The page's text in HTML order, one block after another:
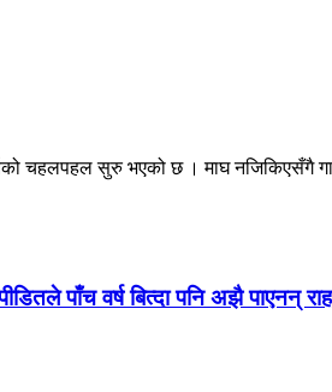
चहलपहल सुरु भएको छ । माघ नजिकिएसँगै
पाँच वर्ष बित्दा पनि अझै पाएनन्